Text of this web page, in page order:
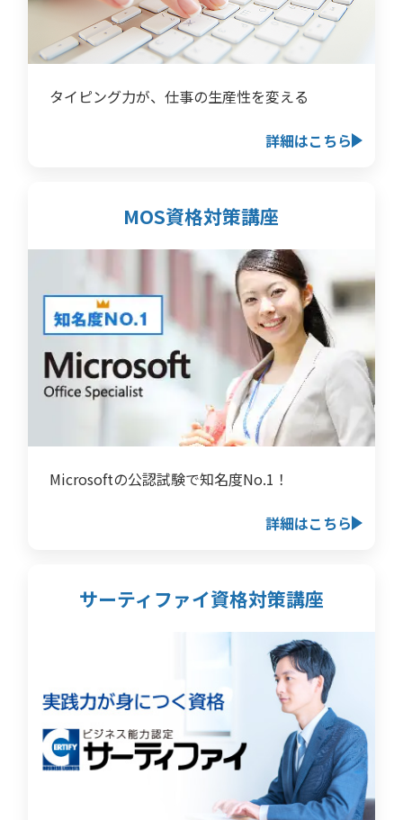
タイピング力が、仕事の生産性を変える
詳細はこちら
MOS資格対策講座
Microsoftの公認試験で知名度No.1！
詳細はこちら
サーティファイ資格対策講座